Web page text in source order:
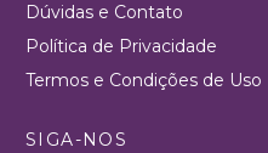
Dúvidas e Contato
Política de Privacidade
Termos e Condições de Uso
SIGA-NOS